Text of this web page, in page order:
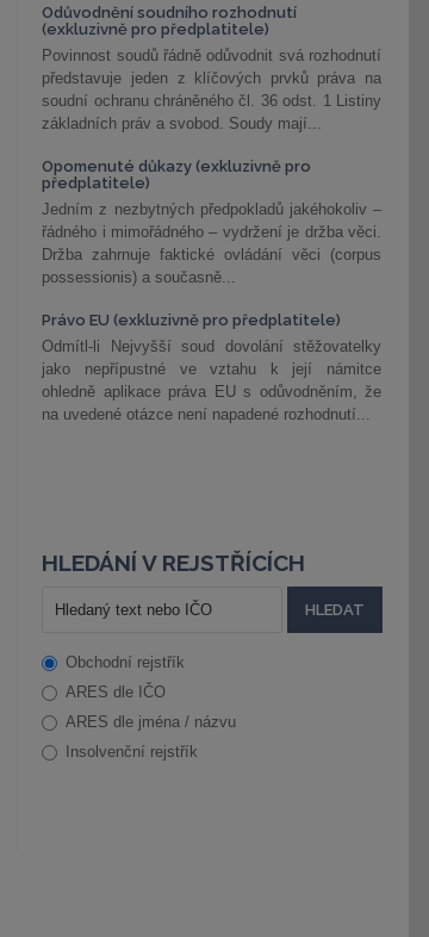
Odůvodnění soudního rozhodnutí
(exkluzivně pro předplatitele)
Povinnost soudů řádně odůvodnit svá rozhodnutí
představuje jeden z klíčových prvků práva na
soudní ochranu chráněného čl. 36 odst. 1 Listiny
základních práv a svobod. Soudy mají...
Opomenuté důkazy (exkluzivně pro
předplatitele)
Jedním z nezbytných předpokladů jakéhokoliv –
řádného i mimořádného – vydržení je držba věci.
Držba zahrnuje faktické ovládání věci (corpus
possessionis) a současně...
Právo EU (exkluzivně pro předplatitele)
Odmítl-li Nejvyšší soud dovolání stěžovatelky
jako nepřípustné ve vztahu k její námitce
ohledně aplikace práva EU s odůvodněním, že
na uvedené otázce není napadené rozhodnutí...
HLEDÁNÍ V REJSTŘÍCÍCH
Obchodní rejstřík
ARES dle IČO
ARES dle jména / názvu
Insolvenční rejstřík